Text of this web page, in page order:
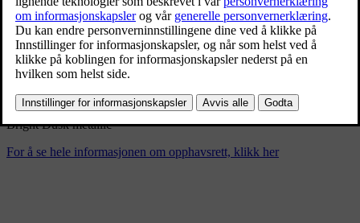
11/26/2024
Bokmerke
Del
Last ned
Bright Dusk metallic
For å se hele informasjonen om opphavsrett, klikk her